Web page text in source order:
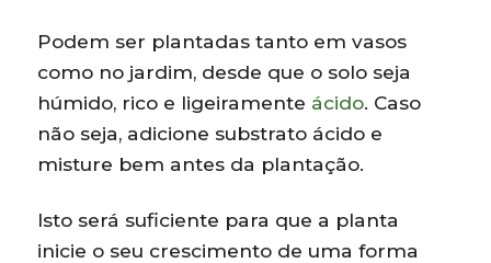
Podem ser plantadas tanto em vasos
como no jardim, desde que o solo seja
húmido, rico e ligeiramente ácido. Caso
não seja, adicione substrato ácido e
misture bem antes da plantação.
Isto será suficiente para que a planta
inicie o seu crescimento de uma forma